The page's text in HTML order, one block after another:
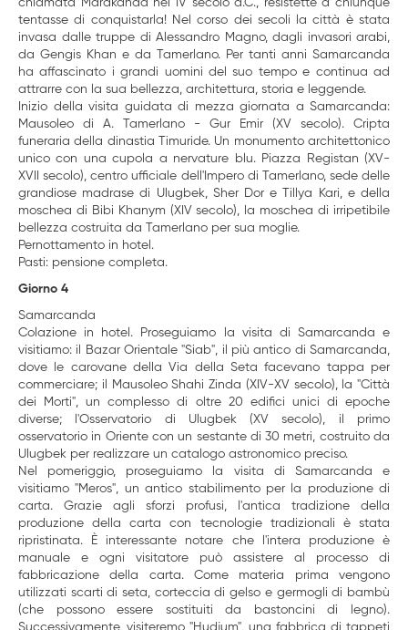
chiamata Marakanda nel IV secolo a.C., resistette a chiunque
tentasse di conquistarla! Nel corso dei secoli la città è stata
invasa dalle truppe di Alessandro Magno, dagli invasori arabi,
da Gengis Khan e da Tamerlano. Per tanti anni Samarcanda
ha affascinato i grandi uomini del suo tempo e continua ad
attrarre con la sua bellezza, architettura, storia e leggende.
Inizio della visita guidata di mezza giornata a Samarcanda:
Mausoleo di A. Tamerlano - Gur Emir (XV secolo). Cripta
funeraria della dinastia Timuride. Un monumento architettonico
unico con una cupola a nervature blu. Piazza Registan (XV-
XVII secolo), centro ufficiale dell'Impero di Tamerlano, sede delle
grandiose madrase di Ulugbek, Sher Dor e Tillya Kari, e della
moschea di Bibi Khanym (XIV secolo), la moschea di irripetibile
bellezza costruita da Tamerlano per sua moglie.
Pernottamento in hotel.
Pasti: pensione completa.
Giorno 4
Samarcanda
Colazione in hotel. Proseguiamo la visita di Samarcanda e
visitiamo: il Bazar Orientale "Siab", il più antico di Samarcanda,
dove le carovane della Via della Seta facevano tappa per
commerciare; il Mausoleo Shahi Zinda (XIV-XV secolo), la "Città
dei Morti", un complesso di oltre 20 edifici unici di epoche
diverse; l'Osservatorio di Ulugbek (XV secolo), il primo
osservatorio in Oriente con un sestante di 30 metri, costruito da
Ulugbek per realizzare un catalogo astronomico preciso.
Nel pomeriggio, proseguiamo la visita di Samarcanda e
visitiamo "Meros", un antico stabilimento per la produzione di
carta. Grazie agli sforzi profusi, l'antica tradizione della
produzione della carta con tecnologie tradizionali è stata
ripristinata. È interessante notare che l'intera produzione è
manuale e ogni visitatore può assistere al processo di
fabbricazione della carta. Come materia prima vengono
utilizzati scarti di seta, corteccia di gelso e germogli di bambù
(che possono essere sostituiti da bastoncini di legno).